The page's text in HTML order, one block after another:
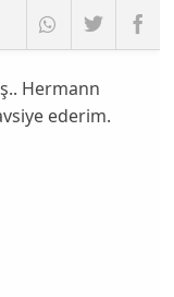
Hermann
ederim.